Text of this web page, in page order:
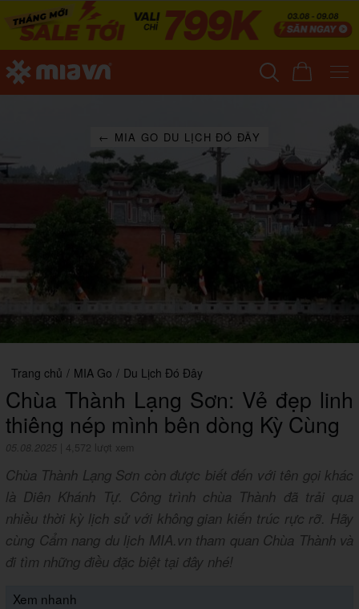
← MIA GO DU LỊCH ĐÓ ĐÂY
Trang chủ / MIA Go / Du Lịch Đó Đây
Chùa Thành Lạng Sơn: Vẻ đẹp linh
thiêng nép mình bên dòng Kỳ Cùng
05.08.2025 4,572 lượt xem
Chùa Thành Lạng Sơn còn được biết đến với tên gọi khác
là Diên Khánh Tự. Công trình chùa Thành đã trải qua
nhiều thời kỳ lịch sử với không gian kiến trúc rực rỡ. Hãy
cùng Cẩm nang du lịch MIA.vn tham quan Chùa Thành và
đi tìm những điều đặc biệt tại đây nhé!
Xem nhanh